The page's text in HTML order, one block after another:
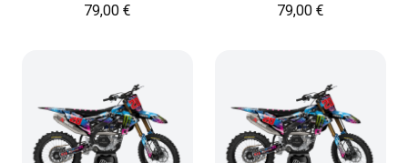
79,00 € 79,00 €